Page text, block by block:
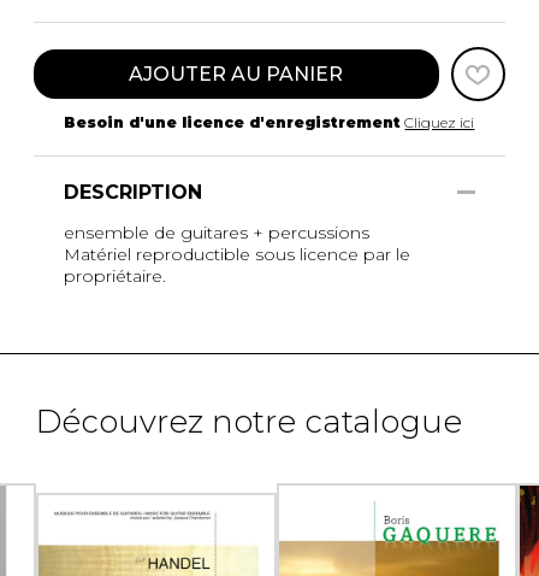
AJOUTER AU PANIER
Besoin d'une licence d'enregistrement Cliquez ici
DESCRIPTION
ensemble de guitares + percussions
Matériel reproductible sous licence par le
propriétaire.
Découvrez notre catalogue